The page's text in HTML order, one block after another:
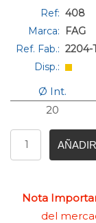
Ref: 408
Marca:
FAG
Ref. Fab.: 2204-
Disp.:
Ø Int.
20
Nota
del